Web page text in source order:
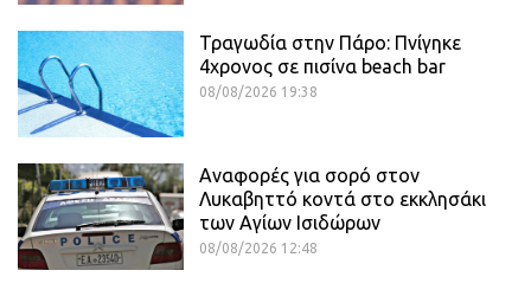
Τραγωδία στην Πάρο: Πνίγηκε
4χρονος σε πισίνα beach bar
08/08/2026 19:38
Αναφορές για σορό στον
Λυκαβηττό κοντά στο εκκλησάκι
των Αγίων Ισιδώρων
08/08/2026 12:48